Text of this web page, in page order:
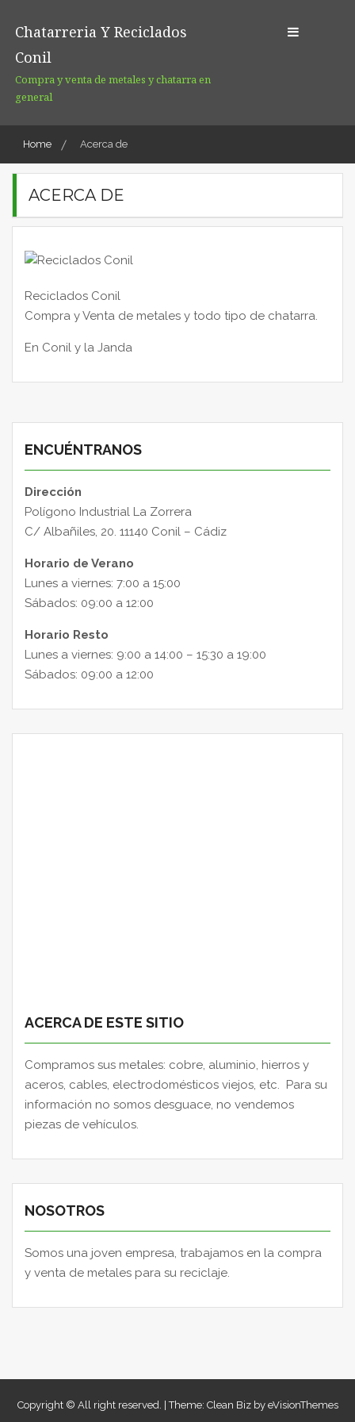
Chatarreria Y Reciclados
Conil
Compra y venta de metales y chatarra en
general
Home Acerca de
ACERCA DE
Reciclados Conil
Compra y Venta de metales y todo tipo de chatarra.
En Conil y la Janda
ENCUÉNTRANOS
Dirección
Polígono Industrial La Zorrera
C/ Albañiles, 20. 11140 Conil – Cádiz
Horario de Verano
Lunes a viernes: 7:00 a 15:00
Sábados: 09:00 a 12:00
Horario Resto
Lunes a viernes: 9:00 a 14:00 – 15:30 a 19:00
Sábados: 09:00 a 12:00
ACERCA DE ESTE SITIO
Compramos sus metales: cobre, aluminio, hierros y
aceros, cables, electrodomésticos viejos, etc. Para su
información no somos desguace, no vendemos
piezas de vehículos.
NOSOTROS
Somos una joven empresa, trabajamos en la compra
y venta de metales para su reciclaje.
Copyright © All right reserved. |Theme: Clean Biz by eVisionThemes